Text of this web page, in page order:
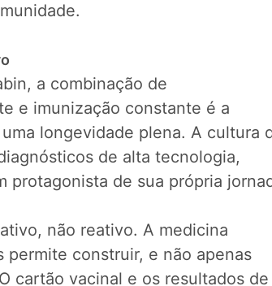
a combinação de
e imunização constante é a
longevidade plena. A cultura
de alta tecnologia,
protagonista de sua própria
não reativo. A medicina
permite construir, e não apenas
cartão vacinal e os resultados de